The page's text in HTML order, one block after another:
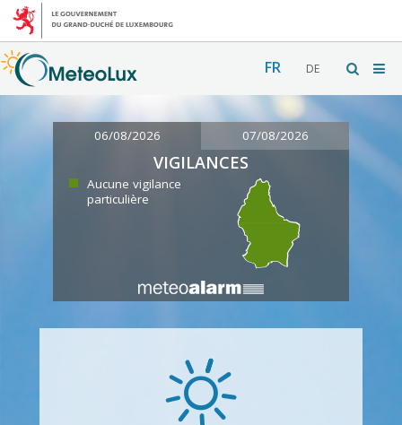
FR DE
06/08/2026 07/08/2026
VIGILANCES
Aucune vigilance
particulière